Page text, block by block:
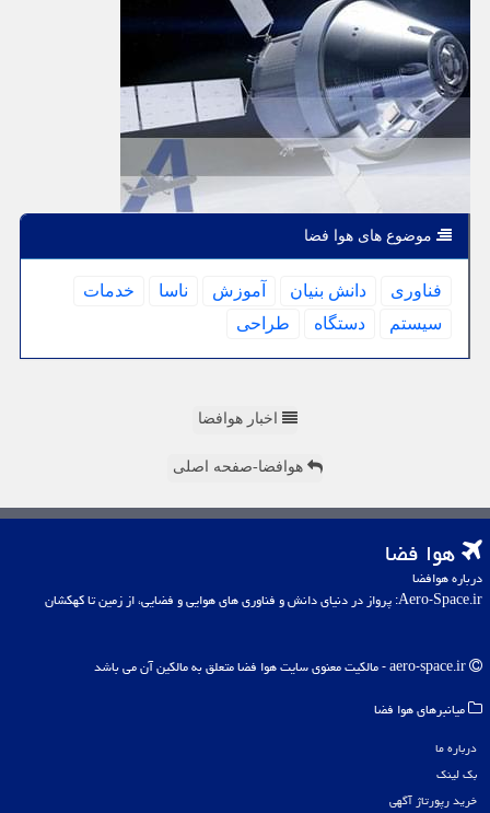
موضوع های هوا فضا
فناوری دانش بنیان آموزش ناسا
خدمات
سیستم
دستگاه طراحی
اخبار هوافضا
هوافضا-صفحه اصلی
هوا فضا
درباره هوافضا
Aero-Space.ir: پرواز در دنیای دانش و فناوری های هوایی و فضایی، از زمین تا کهکشان
میانبرهای هوا فضا
درباره ما
بک لینک
خرید رپورتاژ آگهی